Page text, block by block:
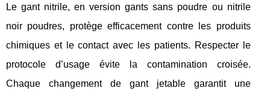
Le gant nitrile, en version gants sans poudre ou nitrile
noir poudres, protège efficacement contre les produits
chimiques et le contact avec les patients. Respecter le
protocole d’usage évite la contamination croisée.
Chaque changement de gant jetable garantit une